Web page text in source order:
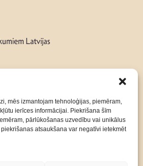
mēs izmantojam tehnoloģijas, piemēram,
ierīces informācijai. Piekrišana šīm
pārlūkošanas uzvedību vai unikālus
atsaukšana var negatīvi ietekmēt
Latvijas